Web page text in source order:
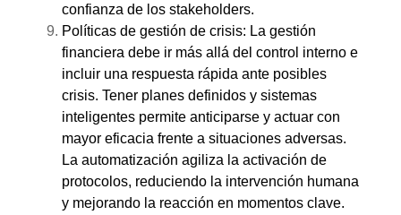
confianza de los stakeholders.
Políticas de gestión de crisis: La gestión
financiera debe ir más allá del control interno e
incluir una respuesta rápida ante posibles
crisis. Tener planes definidos y sistemas
inteligentes permite anticiparse y actuar con
mayor eficacia frente a situaciones adversas.
La automatización agiliza la activación de
protocolos, reduciendo la intervención humana
y mejorando la reacción en momentos clave.